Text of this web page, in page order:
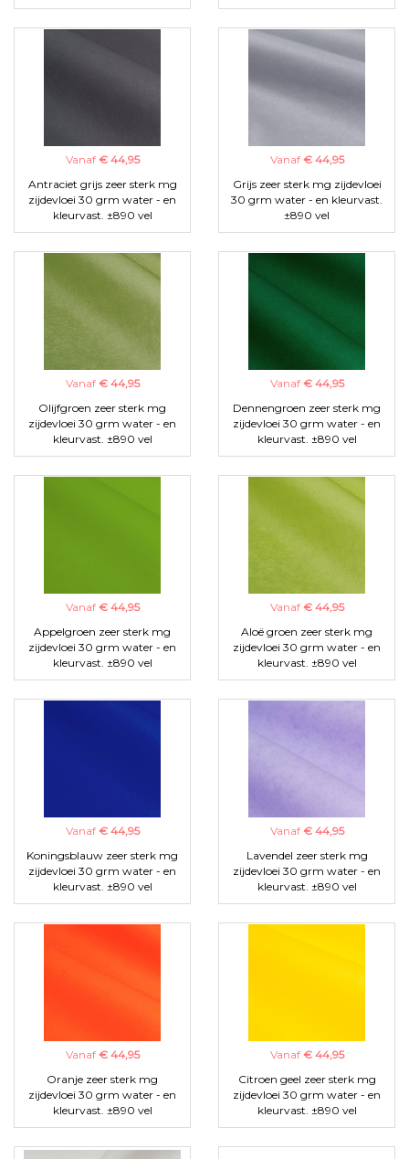
Vanaf € 44,95
Antraciet grijs zeer sterk mg
zijdevloei 30 grm water - en
kleurvast. ±890 vel
Vanaf € 44,95
Grijs zeer sterk mg zijdevloei
30 grm water - en kleurvast.
±890 vel
Vanaf € 44,95
Olijfgroen zeer sterk mg
zijdevloei 30 grm water - en
kleurvast. ±890 vel
Vanaf € 44,95
Dennengroen zeer sterk mg
zijdevloei 30 grm water - en
kleurvast. ±890 vel
Vanaf € 44,95
Appelgroen zeer sterk mg
zijdevloei 30 grm water - en
kleurvast. ±890 vel
Vanaf € 44,95
Aloë groen zeer sterk mg
zijdevloei 30 grm water - en
kleurvast. ±890 vel
Vanaf € 44,95
Koningsblauw zeer sterk mg
zijdevloei 30 grm water - en
kleurvast. ±890 vel
Vanaf € 44,95
Lavendel zeer sterk mg
zijdevloei 30 grm water - en
kleurvast. ±890 vel
Vanaf € 44,95
Oranje zeer sterk mg
zijdevloei 30 grm water - en
kleurvast. ±890 vel
Vanaf € 44,95
Citroen geel zeer sterk mg
zijdevloei 30 grm water - en
kleurvast. ±890 vel